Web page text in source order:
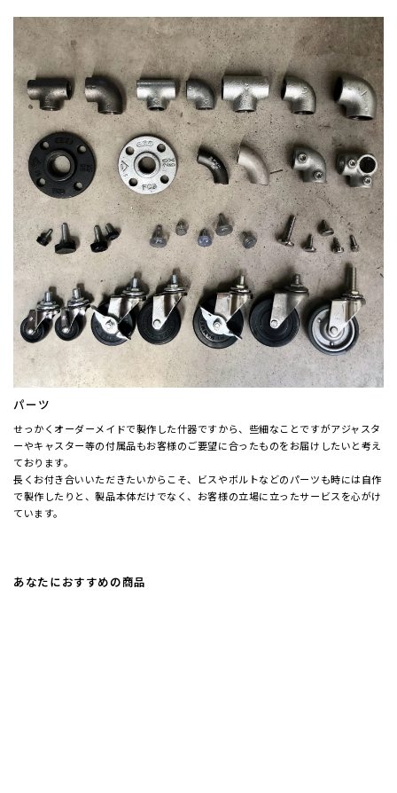
パーツ
せっかくオーダーメイドで製作した什器ですから、些細なことですがアジャスタ
ーやキャスター等の付属品もお客様のご要望に合ったものをお届けしたいと考え
ております。
長くお付き合いいただきたいからこそ、ビスやボルトなどのパーツも時には自作
で製作したりと、製品本体だけでなく、お客様の立場に立ったサービスを心がけ
ています。
あなたにおすすめの商品